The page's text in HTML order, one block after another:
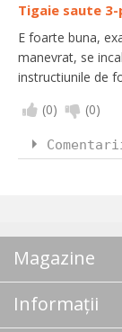
Tigaie saute
E foarte buna,
manevrat, se
instructiunile de
(0) (0)
Magazine
Informații